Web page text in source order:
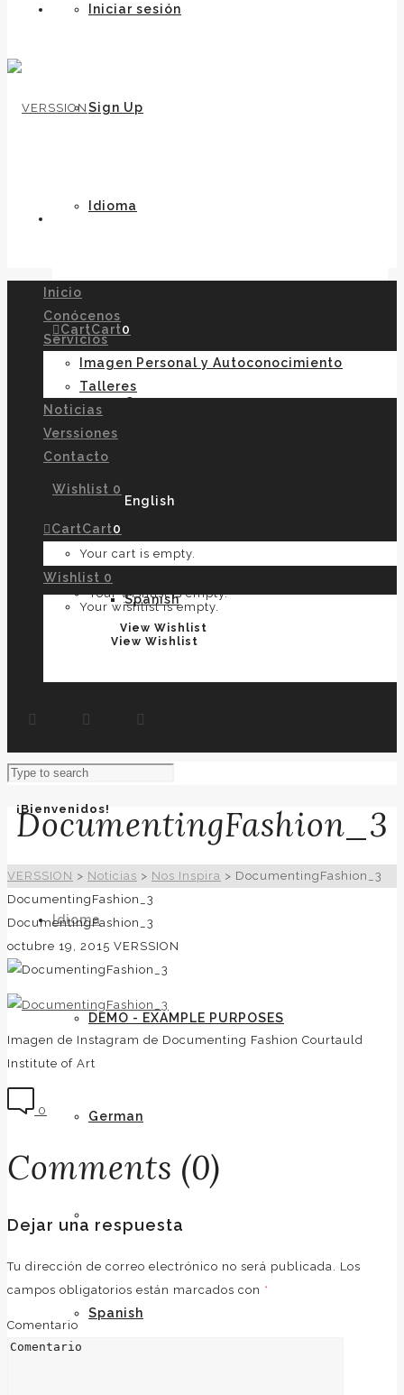
Iniciar sesión
Sign Up
Idioma
German
English
Spanish
¡Bienvenidos!
Idioma
DEMO - EXAMPLE PURPOSES
German
Spanish
CartCart0
Your cart is empty.
Wishlist 0
Your wishlist is empty.
View Wishlist
Inicio
Conócenos
Servicios
Imagen Personal y Autoconocimiento
Talleres
Noticias
Verssiones
Contacto
CartCart0
Your cart is empty.
Wishlist 0
Your wishlist is empty.
View Wishlist
DocumentingFashion_3
VERSSION > Noticias > Nos Inspira > DocumentingFashion_3
DocumentingFashion_3
DocumentingFashion_3
octubre 19, 2015 VERSSION
Imagen de Instagram de Documenting Fashion Courtauld
Institute of Art
0
Comments (0)
Dejar una respuesta
Tu dirección de correo electrónico no será publicada.
Los
campos obligatorios están marcados con *
Comentario